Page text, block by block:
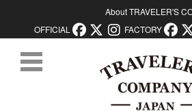
About TRAVELER'S
OFFICIAL
FACTORY